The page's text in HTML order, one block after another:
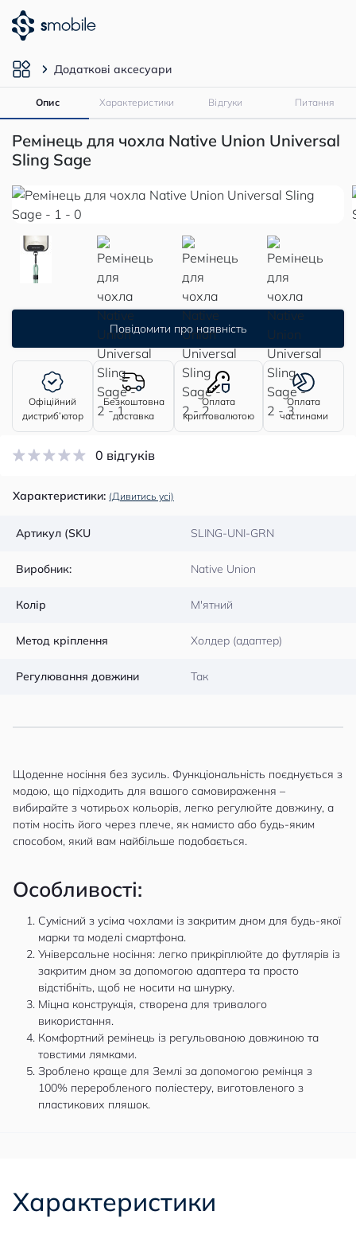
Додаткові аксесуари
Опис Характеристики Відгуки Питання
Ремінець для чохла Native Union Universal
Sling Sage
Повідомити про наявність
Офіційний
дистриб’ютор
Безкоштовна
доставка
Оплата
криптовалютою
Оплата
частинами
0 відгуків
Характеристики: (Дивитись усі)
Артикул (SKU SLING-UNI-GRN
Виробник: Native Union
Колір М'ятний
Метод кріплення Холдер (адаптер)
Регулювання довжини Так
Щоденне носіння без зусиль. Функціональність поєднується з
модою, що підходить для вашого самовираження –
вибирайте з чотирьох кольорів, легко регулюйте довжину, а
потім носіть його через плече, як намисто або будь-яким
способом, який вам найбільше подобається.
Особливості:
Сумісний з усіма чохлами із закритим дном для будь-якої
марки та моделі смартфона.
Універсальне носіння: легко прикріплюйте до футлярів із
закритим дном за допомогою адаптера та просто
відстібніть, щоб не носити на шнурку.
Міцна конструкція, створена для тривалого
використання.
Комфортний ремінець із регульованою довжиною та
товстими лямками.
Зроблено краще для Землі за допомогою ремінця з
100% переробленого поліестеру, виготовленого з
пластикових пляшок.
Характеристики